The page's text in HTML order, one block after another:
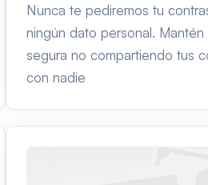
Nunca te pediremos tu
ningún dato personal.
segura no compartiendo tus
con nadie